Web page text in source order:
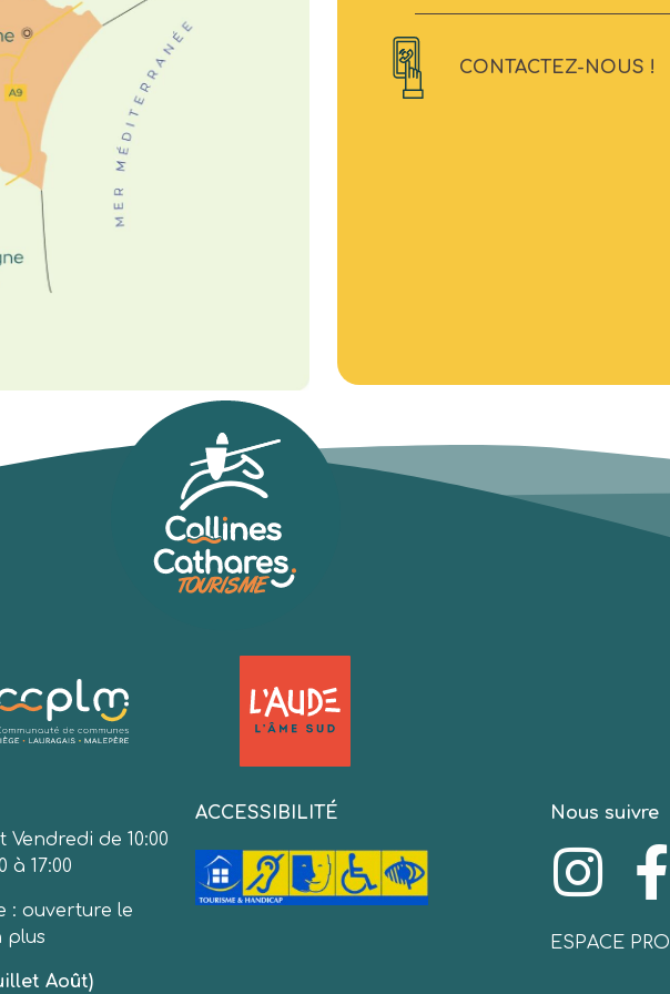
CONTACTEZ-NOUS !
de 10:00
à 17:00
: ouverture le
plus
Août)
ACCESSIBILITÉ Nous suivre
ESPACE PRO